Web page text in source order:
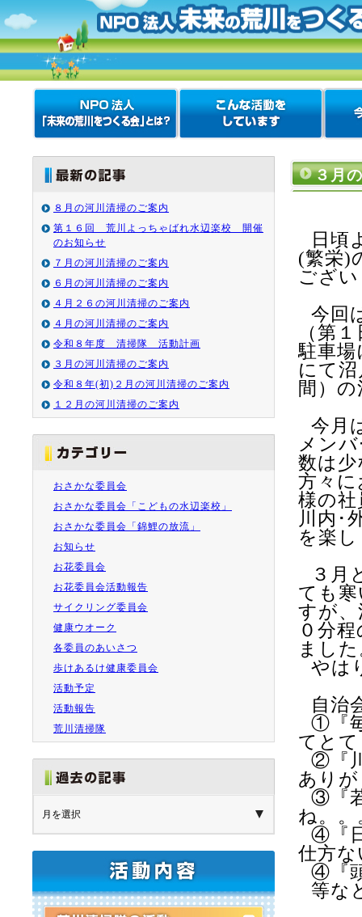
８月の河川清掃のご案内
第１６回 荒川よっちゃばれ水辺楽校 開催
のお知らせ
７月の河川清掃のご案内
６月の河川清掃のご案内
４月２６の河川清掃のご案内
４月の河川清掃のご案内
令和８年度 清掃隊 活動計画
３月の河川清掃のご案内
令和８年(初)２月の河川清掃のご案内
１２月の河川清掃のご案内
おさかな委員会
おさかな委員会「こどもの水辺楽校」
おさかな委員会「錦鯉の放流」
お知らせ
お花委員会
お花委員会活動報告
サイクリング委員会
健康ウオーク
各委員のあいさつ
歩けあるけ健康委員会
活動予定
活動報告
荒川清掃隊
３月
日頃
(繁栄)
ござ
今回
（第
駐車場
にて
間）
今月
メン
数は
方々
様の社
川内･
を楽
３月
ても
すが、
０分
まし
やは
自治
①『
てと
②『
あり
③『
ね。。
④『
仕方
④『
等な